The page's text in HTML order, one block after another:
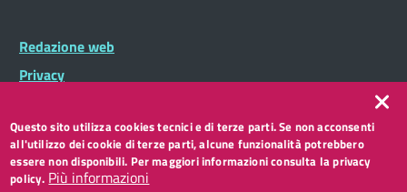
Widget
Footer
menu
Redazione web
Privacy
Accessibilità
CC BY 3.0 IT
Questo sito utilizza cookies tecnici e di terze parti. Se non acconsenti
all'utilizzo dei cookie di terze parti, alcune funzionalità potrebbero
essere non disponibili. Per maggiori informazioni consulta la privacy
policy. Più informazioni